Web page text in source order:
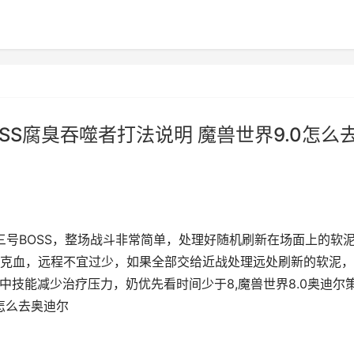
腐臭吞噬者打法说明 魔兽世界9.0怎么
BOSS，整场战斗非常简单，处理好随机刷新在场面上的软
血，远程不宜过少，如果全部交给近战处理远处刷新的软泥，
技能减少治疗压力，奶优先看时间少于8,魔兽世界8.0奥迪尔
么去奥迪尔